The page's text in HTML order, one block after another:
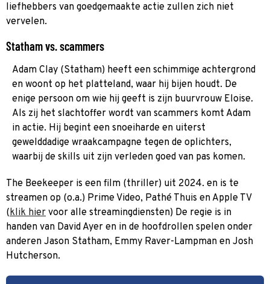
liefhebbers van goedgemaakte actie zullen zich niet
vervelen.
Statham vs. scammers
Adam Clay (Statham) heeft een schimmige achtergrond
en woont op het platteland, waar hij bijen houdt. De
enige persoon om wie hij geeft is zijn buurvrouw Eloise.
Als zij het slachtoffer wordt van scammers komt Adam
in actie. Hij begint een snoeiharde en uiterst
gewelddadige wraakcampagne tegen de oplichters,
waarbij de skills uit zijn verleden goed van pas komen.
The Beekeeper is een film (thriller) uit 2024. en is te
streamen op (o.a.) Prime Video, Pathé Thuis en Apple TV
(klik hier voor alle streamingdiensten) De regie is in
handen van David Ayer en in de hoofdrollen spelen onder
anderen Jason Statham, Emmy Raver-Lampman en Josh
Hutcherson.